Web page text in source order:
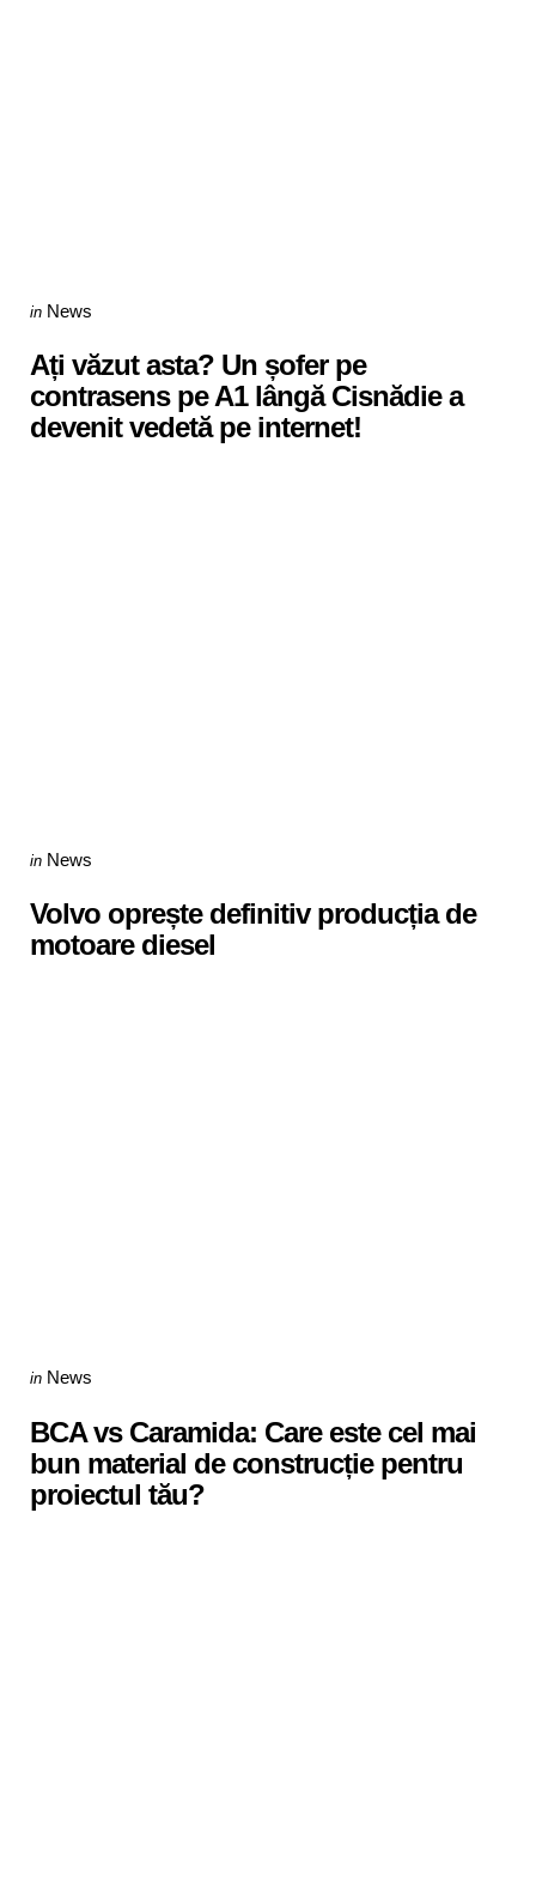
Categories
Posted
in News
Ați văzut asta? Un șofer pe
contrasens pe A1 lângă Cisnădie a
devenit vedetă pe internet!
Categories
Posted
in News
Volvo oprește definitiv producția de
motoare diesel
Categories
Posted
in News
BCA vs Caramida: Care este cel mai
bun material de construcție pentru
proiectul tău?